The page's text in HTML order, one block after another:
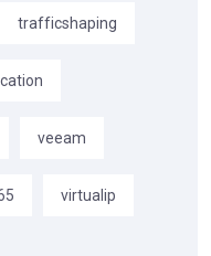
trafficshaping
veeam
virtualip